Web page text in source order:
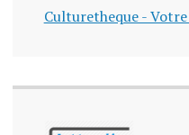
Culturetheque -